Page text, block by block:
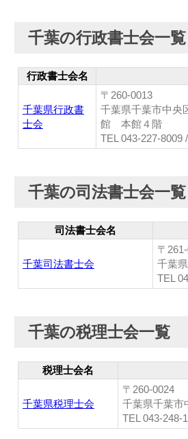
千葉の行政書士会一覧
行政書士会名
千葉県行政書
士会
〒260-0013
千葉県千葉市中
館 本館４階
TEL 043-227-8009
千葉の司法書士会一覧
司法書士会名
千葉司法書士会
〒
千葉
TEL
千葉の税理士会一覧
税理士会名
千葉県税理士会
〒260-0024
千葉県千葉
TEL 043-248-